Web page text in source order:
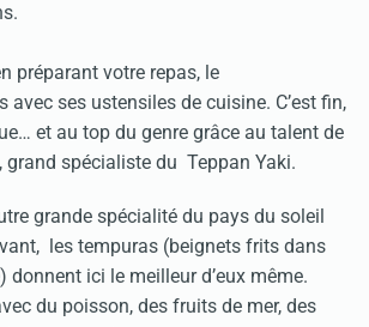
préparant votre repas, le
ses ustensiles de cuisine. C’est fin,
et au top du genre grâce au talent de
grand spécialiste du Teppan Yaki.
grande spécialité du pays du soleil
les tempuras (beignets frits dans
donnent ici le meilleur d’eux même.
du poisson, des fruits de mer, des